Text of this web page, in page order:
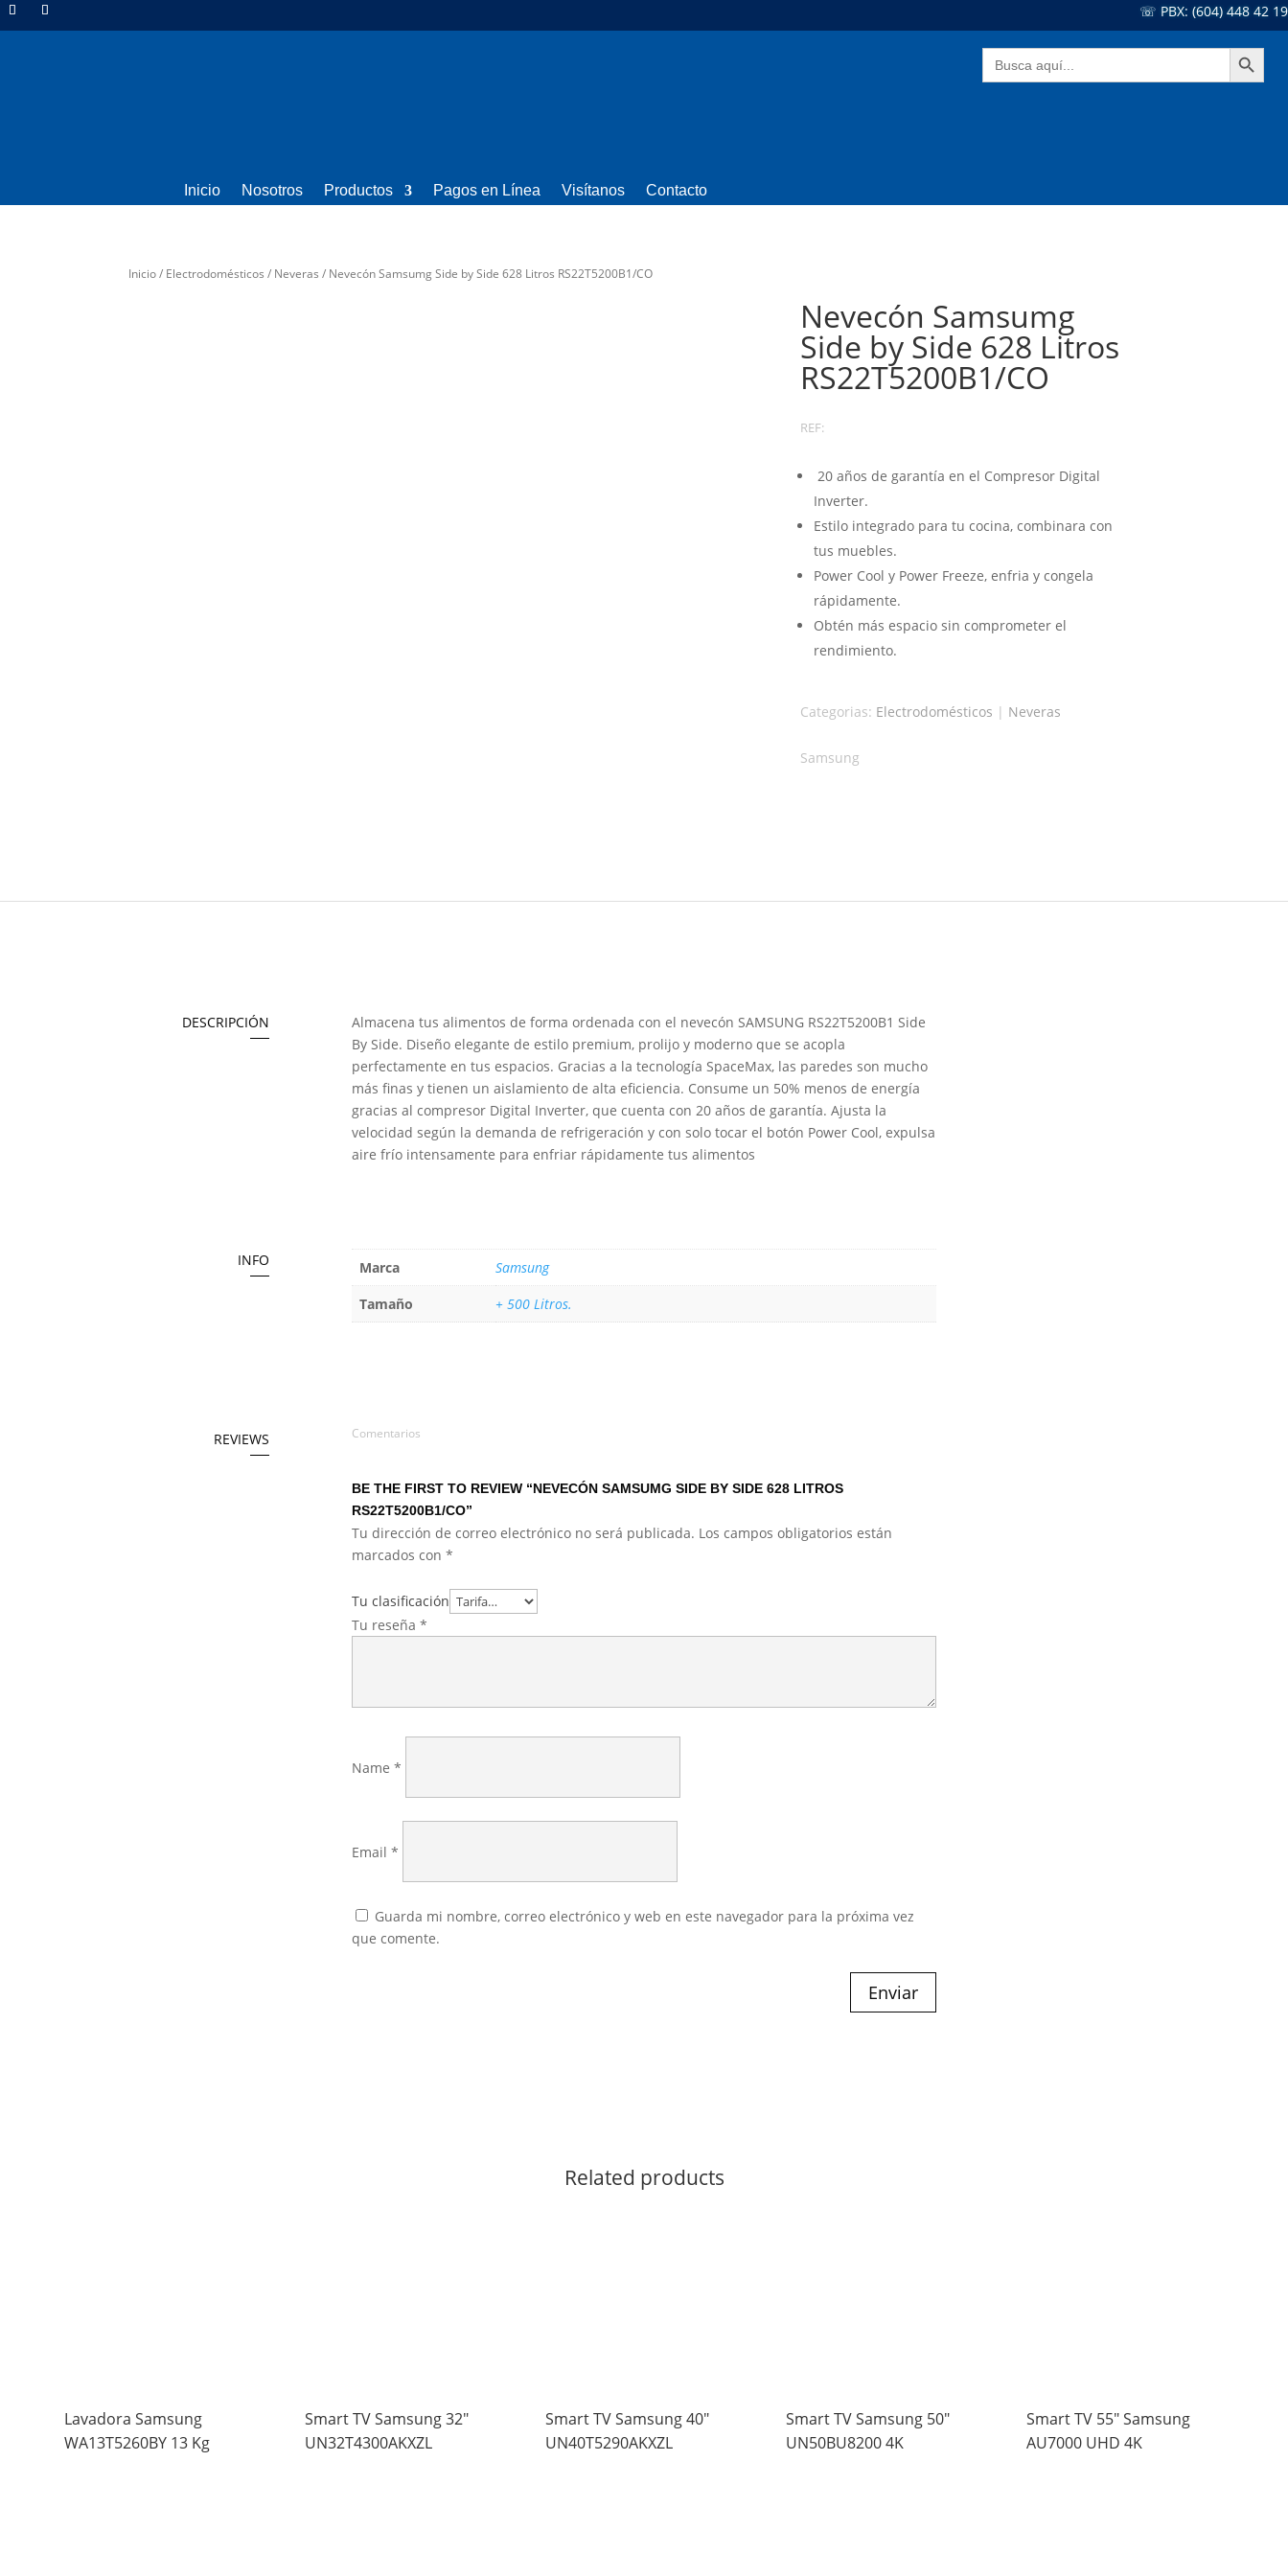
☏ PBX: (604) 448 42 19
Inicio Nosotros Productos Pagos en Línea Visítanos Contacto
Buscar: Botón de búsqueda
Inicio/ Electrodomésticos / Neveras / Nevecón Samsumg Side by Side 628 Litros RS22T5200B1/CO
Nevecón Samsumg
Side by Side 628 Litros
RS22T5200B1/CO
REF:
20 años de garantía en el Compresor Digital
Inverter.
Estilo integrado para tu cocina, combinara con
tus muebles.
Power Cool y Power Freeze, enfria y congela
rápidamente.
Obtén más espacio sin comprometer el
rendimiento.
Categorias: Electrodomésticos | Neveras
Samsung
DESCRIPCIÓN
Almacena tus alimentos de forma ordenada con el nevecón SAMSUNG RS22T5200B1 Side
By Side. Diseño elegante de estilo premium, prolijo y moderno que se acopla
perfectamente en tus espacios. Gracias a la tecnología SpaceMax, las paredes son mucho
más finas y tienen un aislamiento de alta eficiencia. Consume un 50% menos de energía
gracias al compresor Digital Inverter, que cuenta con 20 años de garantía. Ajusta la
velocidad según la demanda de refrigeración y con solo tocar el botón Power Cool, expulsa
aire frío intensamente para enfriar rápidamente tus alimentos
INFO Marca
Samsung
Tamaño
+ 500 Litros.
REVIEWS Comentarios
BE THE FIRST TO REVIEW “NEVECÓN SAMSUMG SIDE BY SIDE 628 LITROS
RS22T5200B1/CO”
Tu dirección de correo electrónico no será publicada. Los campos obligatorios están
marcados con *
Tu clasificación
Tu reseña *
Name *
Email *
Guarda mi nombre, correo electrónico y web en este navegador para la próxima vez
que comente.
Enviar
Related products
Lavadora Samsung
WA13T5260BY 13 Kg
Smart TV Samsung 32″
UN32T4300AKXZL
Smart TV Samsung 40″
UN40T5290AKXZL
Smart TV Samsung 50″
UN50BU8200 4K
Smart TV 55″ Samsung
AU7000 UHD 4K